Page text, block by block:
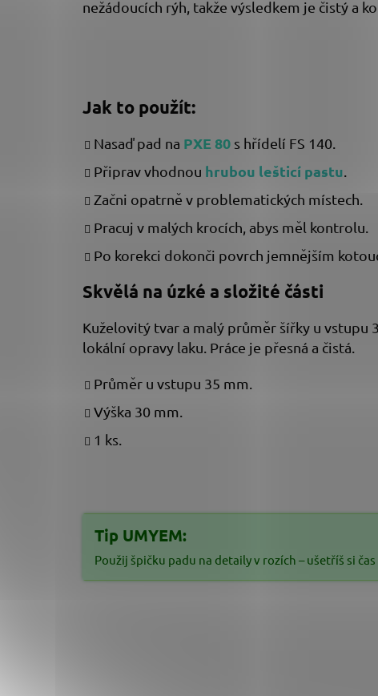
nežádoucích rýh, takže výsledkem je čistý a
Jak to použít:
Nasaď pad na PXE 80 s hřídelí FS 140.
Připrav vhodnou hrubou lešticí pastu
Začni opatrně v problematických místech.
Pracuj v malých krocích, abys měl kontrolu.
Po korekci dokonči povrch jemnějším
Skvělá na úzké a složité části
Kuželovitý tvar a malý průměr šířky u vstupu
lokální opravy laku. Práce je přesná a čistá.
Průměr u vstupu 35 mm.
Výška 30 mm.
1 ks.
Tip UMYEM:
Použij špičku padu na detaily v rozích – ušetříš si